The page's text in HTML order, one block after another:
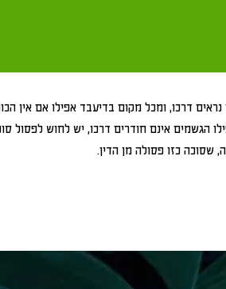
דרכו, ומכל מקום בדיעבד אפילו אם אין
אינם חודרים דרכו, יש לחוש לפסול
כזו פסולה מן הדין.